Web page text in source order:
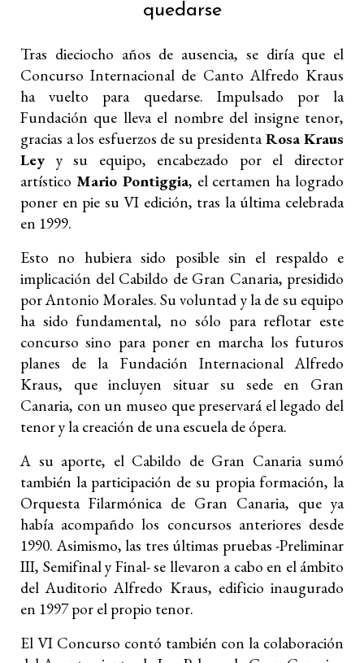
quedarse
Tras dieciocho años de ausencia, se diría que el
Concurso Internacional de Canto Alfredo Kraus
ha vuelto para quedarse. Impulsado por la
Fundación que lleva el nombre del insigne tenor,
gracias a los esfuerzos de su presidenta Rosa Kraus
Ley y su equipo, encabezado por el director
artístico Mario Pontiggia, el certamen ha logrado
poner en pie su VI edición, tras la última celebrada
en 1999.
Esto no hubiera sido posible sin el respaldo e
implicación del Cabildo de Gran Canaria, presidido
por Antonio Morales. Su voluntad y la de su equipo
ha sido fundamental, no sólo para reflotar este
concurso sino para poner en marcha los futuros
planes de la Fundación Internacional Alfredo
Kraus, que incluyen situar su sede en Gran
Canaria, con un museo que preservará el legado del
tenor y la creación de una escuela de ópera.
A su aporte, el Cabildo de Gran Canaria sumó
también la participación de su propia formación, la
Orquesta Filarmónica de Gran Canaria, que ya
había acompañdo los concursos anteriores desde
1990. Asimismo, las tres últimas pruebas -Preliminar
III, Semifinal y Final- se llevaron a cabo en el ámbito
del Auditorio Alfredo Kraus, edificio inaugurado
en 1997 por el propio tenor.
El VI Concurso contó también con la colaboración